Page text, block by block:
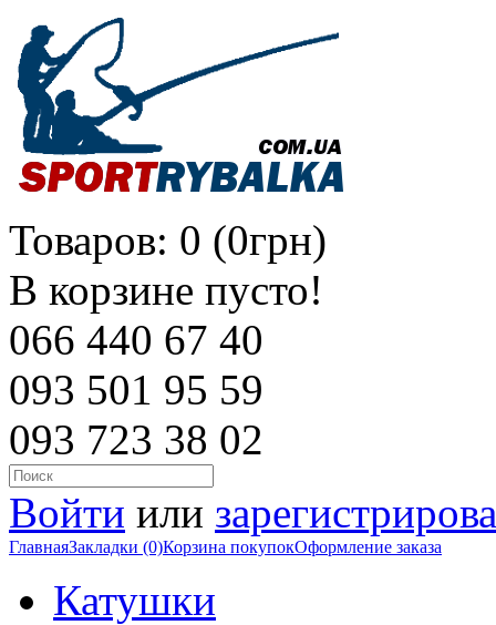
Товаров: 0 (0грн)
В корзине пусто!
066 440 67 40
093 501 95 59
093 723 38 02
Войти или
ГлавнаяЗакладки (0)Корзина покупокОформление заказа
Катушки